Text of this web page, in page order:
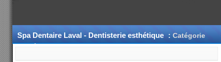
Spa Dentaire Laval - Dentisterie esthétique : Catégorie
Santé